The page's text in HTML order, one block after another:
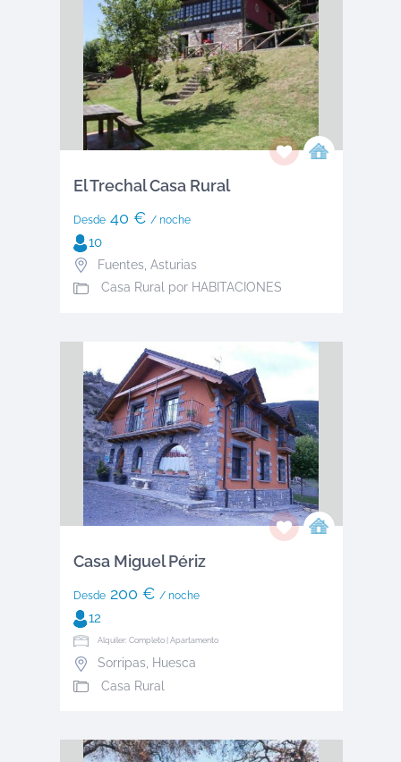
El Trechal Casa Rural
Desde40 € / noche
10
Fuentes, Asturias
Casa Rural por HABITACIONES
Casa Miguel Périz
Desde200 € / noche
12
Alquiler: Completo | Apartamento
Sorripas, Huesca
Casa Rural